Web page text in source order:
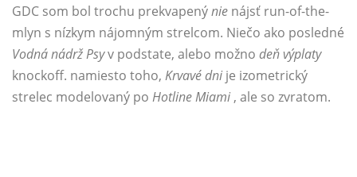
GDC som bol trochu prekvapenýnie nájsť run-of-the-
mlyn s nízkym nájomným strelcom. Niečo ako posledné
Vodná nádrž Psyv podstate, alebo možno deň výplaty
knockoff. namiesto toho, Krvavé dni je izometrický
strelec modelovaný po Hotline Miami , ale so zvratom.